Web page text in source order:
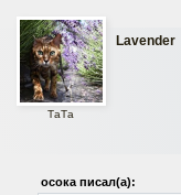
Lavender
ТаТa
осока писал(а):